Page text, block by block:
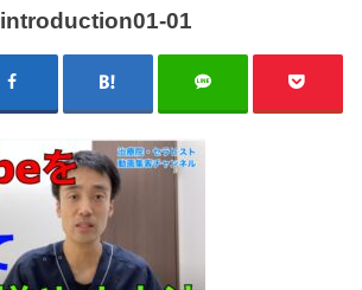
introduction01-01